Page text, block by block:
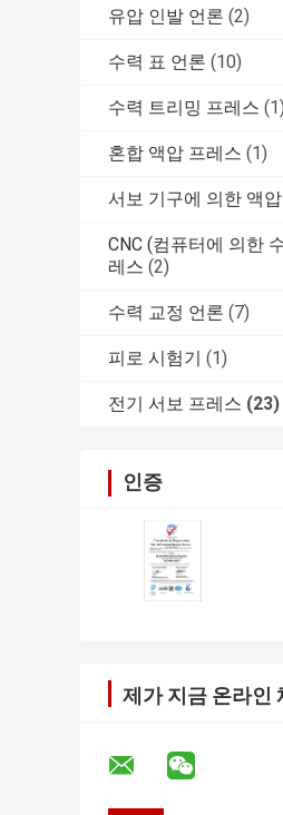
유압 인발 언론 (2)
수력 표 언론 (10)
수력 트리밍 프레스 (1)
혼합 액압 프레스 (1)
서보 기구에 의한 액
CNC (컴퓨터에 의한
레스 (2)
수력 교정 언론 (7)
피로 시험기 (1)
전기 서보 프레스 (23)
인증
제가 지금 온라인